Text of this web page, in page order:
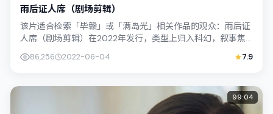
雨后证人席（剧场剪辑）
该片适合检索「毕赣」或「满岛光」相关作品的观众：雨后证
人席（剧场剪辑）在2022年发行，类型上归入科幻，叙事焦
86,256 2022-06-04 7.9
99:04